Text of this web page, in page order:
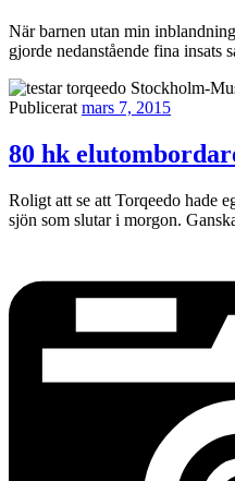
När barnen utan min
gjorde nedanstående fina
Publicerat mars 7, 2015
80 hk
Roligt att se att Torqeedo hade
sjön som slutar i morgon.